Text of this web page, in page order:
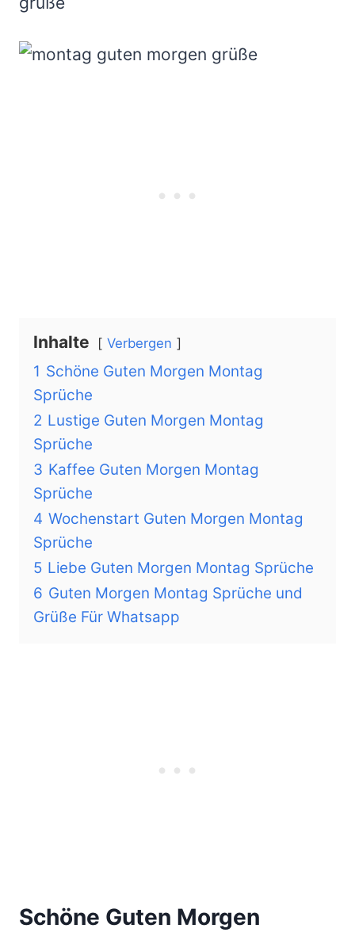
Inhalte Verbergen
1 Schöne Guten Morgen Montag
Sprüche
2 Lustige Guten Morgen Montag
Sprüche
3 Kaffee Guten Morgen Montag
Sprüche
4 Wochenstart Guten Morgen Montag
Sprüche
5 Liebe Guten Morgen Montag Sprüche
6 Guten Morgen Montag Sprüche und
Grüße Für Whatsapp
Schöne Guten Morgen